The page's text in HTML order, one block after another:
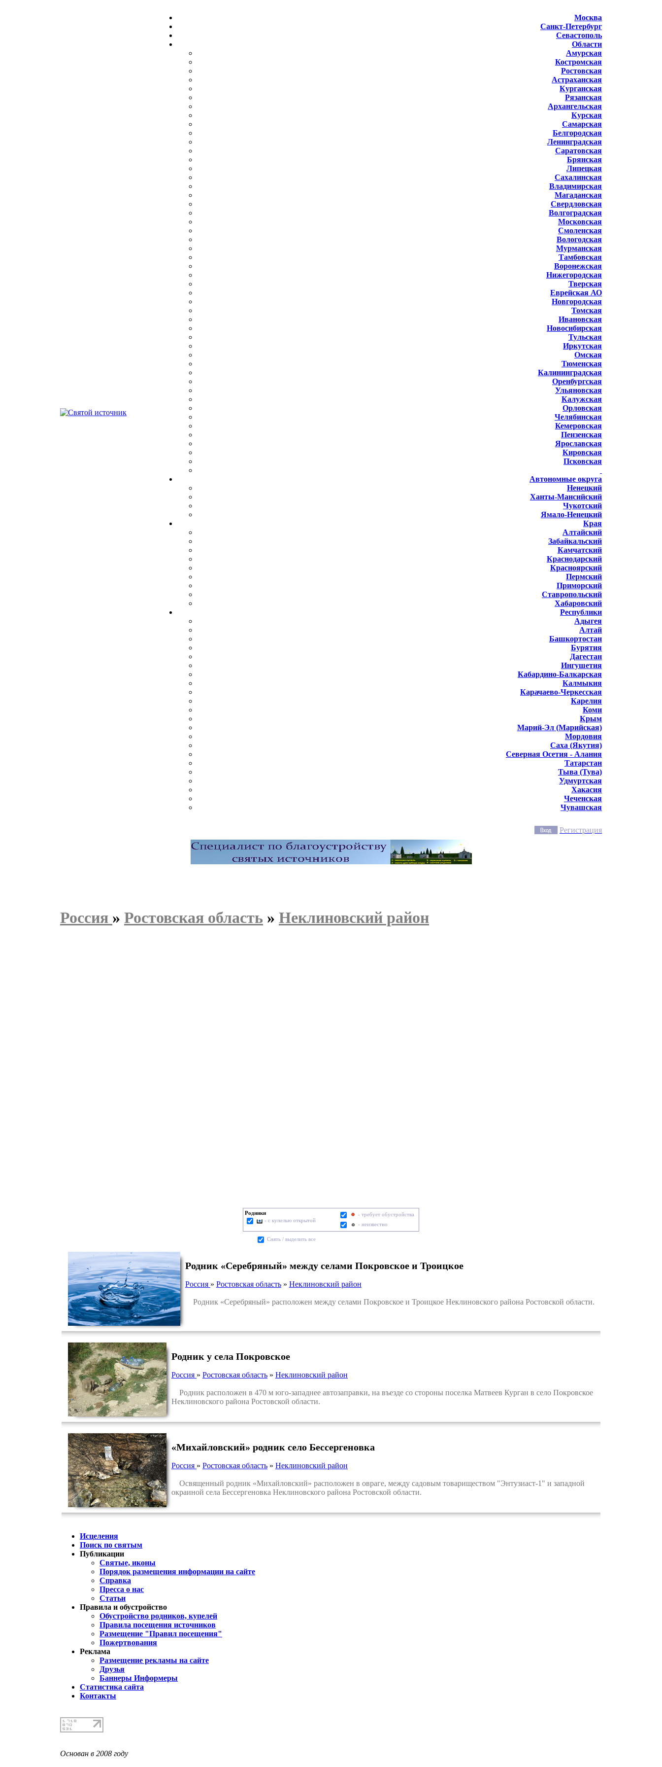
Москва
Санкт-Петербург
Севастополь
Области
Амурская
Костромская
Ростовская
Астраханская
Курганская
Рязанская
Архангельская
Курская
Самарская
Белгородская
Ленинградская
Саратовская
Брянская
Липецкая
Сахалинская
Владимирская
Магаданская
Свердловская
Волгоградская
Московская
Смоленская
Вологодская
Мурманская
Тамбовская
Воронежская
Нижегородская
Тверская
Еврейская АО
Новгородская
Томская
Ивановская
Новосибирская
Тульская
Иркутская
Омская
Тюменская
Калининградская
Оренбургская
Ульяновская
Калужская
Орловская
Челябинская
Кемеровская
Пензенская
Ярославская
Кировская
Псковская
Автономные округа
Ненецкий
Ханты-Мансийский
Чукотский
Ямало-Ненецкий
Края
Алтайский
Забайкальский
Камчатский
Краснодарский
Красноярский
Пермский
Приморский
Ставропольский
Хабаровский
Республики
Адыгея
Алтай
Башкортостан
Бурятия
Дагестан
Ингушетия
Кабардино-Балкарская
Калмыкия
Карачаево-Черкесская
Карелия
Коми
Крым
Марий-Эл (Марийская)
Мордовия
Саха (Якутия)
Северная Осетия - Алания
Татарстан
Тыва (Тува)
Удмуртская
Хакасия
Чеченская
Чувашская
Регистрация
Россия » Ростовская область » Неклиновский район
Родники
- с купелью открытой
- требует обустройства
- неизвестно
Cнять / выделить все
Родник «Серебряный» между селами Покровское и Троицкое
Россия » Ростовская область» Неклиновский район
Родник «Серебряный» расположен между селами Покровское и Троицкое Неклиновского района Ростовской области.
Родник у села Покровское
Россия » Ростовская область » Неклиновский район
Родник расположен в 470 м юго-западнее автозаправки, на въезде со стороны поселка Матвеев Курган в село Покровское
Неклиновского района Ростовской области.
«Михайловский» родник село Бессергеновка
Россия » Ростовская область » Неклиновский район
Освященный родник «Михайловский» расположен в овраге, между садовым товариществом "Энтузиаст-1" и западной
окраиной села Бессергеновка Неклиновского района Ростовской области.
Исцеления
Поиск по святым
Публикации
Святые, иконы
Порядок размещения информации на сайте
Справка
Пресса о нас
Статьи
Правила и обустройство
Обустройство родников, купелей
Правила посещения источников
Размещение "Правил посещения"
Пожертвования
Реклама
Размещение рекламы на сайте
Друзья
Баннеры Информеры
Статистика сайта
Контакты
Основан в 2008 году